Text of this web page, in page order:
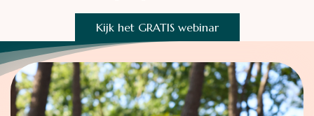
Kijk het GRATIS webinar